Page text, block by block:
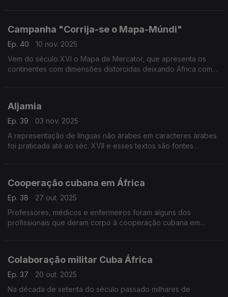
Campanha "Corrija-se o Mapa-Múndi"
Ep. 40
10 nov. 2025
Vem do século XVI o Mapa de Mercator, que apresenta os
continentes com dimensões distorcidas deixando África com
Aljamia
Ep. 39
03 nov. 2025
A representação de línguas não árabes em caracteres árabes
foi praticada até ao séc. XVII e esses textos são fontes
Cooperação cubana em África
Ep. 38
27 out. 2025
Professores, médicos e enfermeiros foram alguns dos
profissionais que deram corpo à cooperação cubana em
Colaboração militar Cuba África
Ep. 37
20 out. 2025
Na década de setenta do século passado milhares de